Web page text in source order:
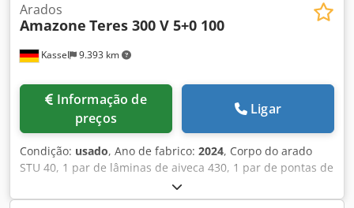
Kassel 9.393 km
Arados
Amazone Teres 300 V 5+0 100
preços
Ligar
Condição: usado, Ano de fabrico: 2024, Corpo do arado
STU 40, 1 par de lâminas de aiveca 430, 1 par de pontas de
aiveca HD, 1 par de hastes de pré-corte para altura de
quadro 80 para proteção hidráulica contra sobrecarga,